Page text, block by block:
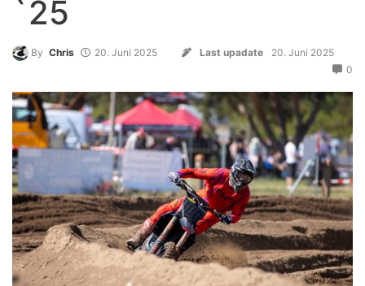
`25
By Chris 20. Juni 2025 Last upadate
20. Juni 2025
0